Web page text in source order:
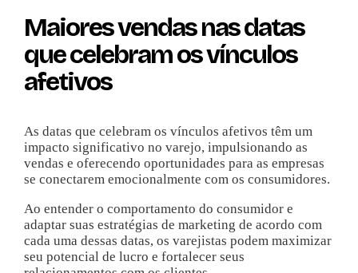
Maiores vendas nas datas
que celebram os vínculos
afetivos
As datas que celebram os vínculos afetivos têm um
impacto significativo no varejo, impulsionando as
vendas e oferecendo oportunidades para as empresas
se conectarem emocionalmente com os consumidores.
Ao entender o comportamento do consumidor e
adaptar suas estratégias de marketing de acordo com
cada uma dessas datas, os varejistas podem maximizar
seu potencial de lucro e fortalecer seus